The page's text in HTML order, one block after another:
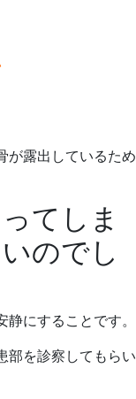
が露出しているため
てしま
のでし
にすることです。
部を診察してもらい